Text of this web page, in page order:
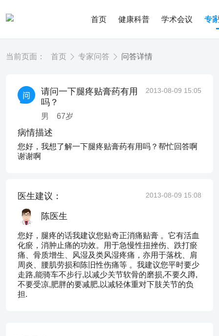
首页 健康科普 学术会议 专
当前页面： 首页 专家问答 问答详情
请问一下腿疼贴膏药有用
吗？
男 67岁
2013-08-09 15:05
病情描述
您好，我想了解一下腿疼贴膏药有用吗？帮忙回答啊
谢谢啊
医生建议： 2013-08-09 15:08
陈医生
您好，腿疼的话我建议您贴奇正消痛贴膏 。它有活血
化瘀，消肿止痛的功效。用于急慢性扭挫伤、跌打瘀
痛、骨质增生、风湿及类风湿疼痛，亦用于落枕、肩
周炎、腰肌劳损和陈旧性伤痛等 。我建议您平时要少
走路,能骑车不步行,以减少关节软骨的磨损,不要久蹲,
不要受凉,肥胖的要减肥,以减轻体重对下肢关节的负
担.